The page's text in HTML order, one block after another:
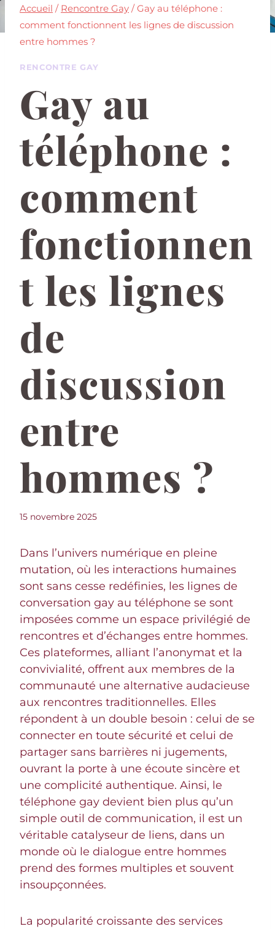
Accueil / Rencontre Gay / Gay au téléphone :
comment fonctionnent les lignes de discussion
entre hommes ?
RENCONTRE GAY
Gay au
téléphone :
comment
fonctionnen
t les lignes
de
discussion
entre
hommes ?
15 novembre 2025
Dans l’univers numérique en pleine
mutation, où les interactions humaines
sont sans cesse redéfinies, les lignes de
conversation gay au téléphone se sont
imposées comme un espace privilégié de
rencontres et d’échanges entre hommes.
Ces plateformes, alliant l’anonymat et la
convivialité, offrent aux membres de la
communauté une alternative audacieuse
aux rencontres traditionnelles. Elles
répondent à un double besoin : celui de se
connecter en toute sécurité et celui de
partager sans barrières ni jugements,
ouvrant la porte à une écoute sincère et
une complicité authentique. Ainsi, le
téléphone gay devient bien plus qu’un
simple outil de communication, il est un
véritable catalyseur de liens, dans un
monde où le dialogue entre hommes
prend des formes multiples et souvent
insoupçonnées.
La popularité croissante des services